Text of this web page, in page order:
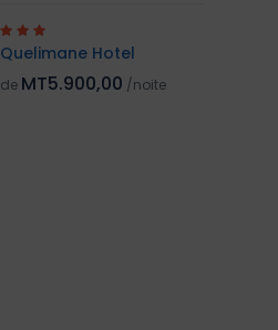
Quelimane Hotel
de MT5.900,00 /noite